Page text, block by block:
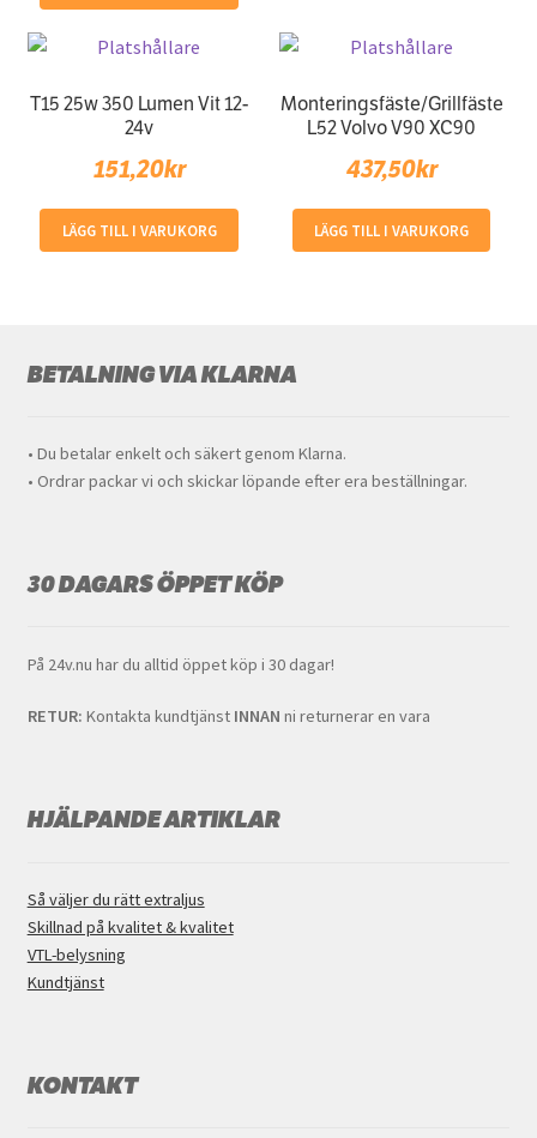
T15 25w 350 Lumen Vit 12-
24v
151,20kr
LÄGG TILL I VARUKORG
Monteringsfäste/Grillfäste
L52 Volvo V90 XC90
437,50kr
LÄGG TILL I VARUKORG
BETALNING VIA KLARNA
• Du betalar enkelt och säkert genom Klarna.
• Ordrar packar vi och skickar löpande efter era beställningar.
30 DAGARS ÖPPET KÖP
På 24v.nu har du alltid öppet köp i 30 dagar!
RETUR: Kontakta kundtjänst INNAN ni returnerar en vara
HJÄLPANDE ARTIKLAR
Så väljer du rätt extraljus
Skillnad på kvalitet & kvalitet
VTL-belysning
Kundtjänst
KONTAKT